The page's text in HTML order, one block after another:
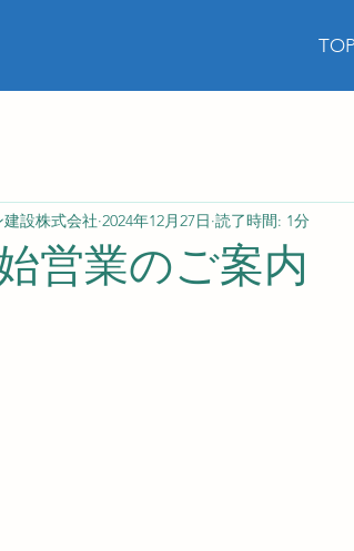
TOP
営業のご案内
設株式会社 2024年12月27日 読了時間: 1分